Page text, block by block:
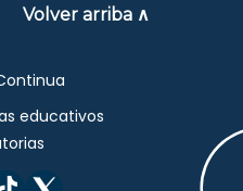
Volver arriba ∧
educativos